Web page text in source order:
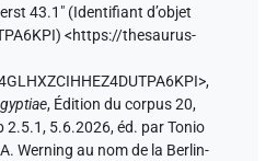
43.1" (Identifiant d’objet
) <https://thesaurus-
,
, Édition du corpus 20,
2.5.1, 5.6.2026, éd. par Tonio
Werning au nom de la Berlin-